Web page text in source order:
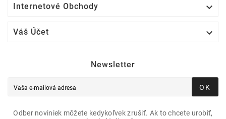
Internetové Obchody 
Váš Účet 
Newsletter
OK
Odber noviniek môžete kedykoľvek zrušiť. Ak to chcete urobiť,